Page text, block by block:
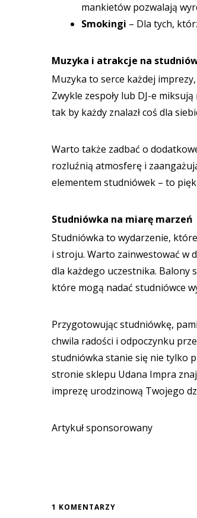
mankietów pozwalają
Smokingi – Dla tych,
Muzyka i atrakcje na
Muzyka to serce każdej
Zwykle zespoły lub DJ-e
tak by każdy znalazł coś dla
Warto także zadbać o
rozluźnią atmosferę i
elementem studniówek – to
Studniówka na miarę marzeń
Studniówka to wydarzenie,
i stroju. Warto zainwestować w
dla każdego uczestnika.
które mogą nadać studniówce
Przygotowując studniówkę,
chwila radości i odpoczynku
studniówka stanie się nie tylko
stronie sklepu Udana Impra
imprezę urodzinową Twojego
Artykuł sponsorowany
1 KOMENTARZY